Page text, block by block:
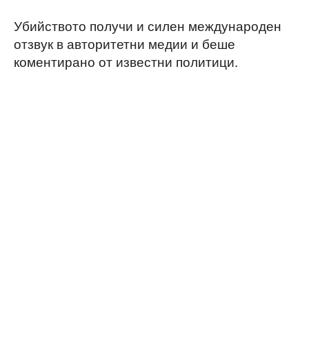
Убийството получи и силен международен
отзвук в авторитетни медии и беше
коментирано от известни политици.